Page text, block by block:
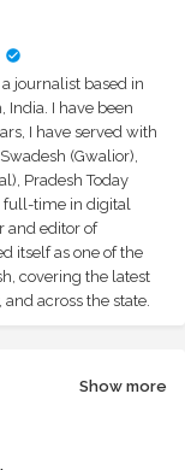
journalist based in
India. I have been
I have served with
(Gwalior),
Pradesh Today
full-time in digital
and editor of
itself as one of the
covering the latest
across the state.
Show more